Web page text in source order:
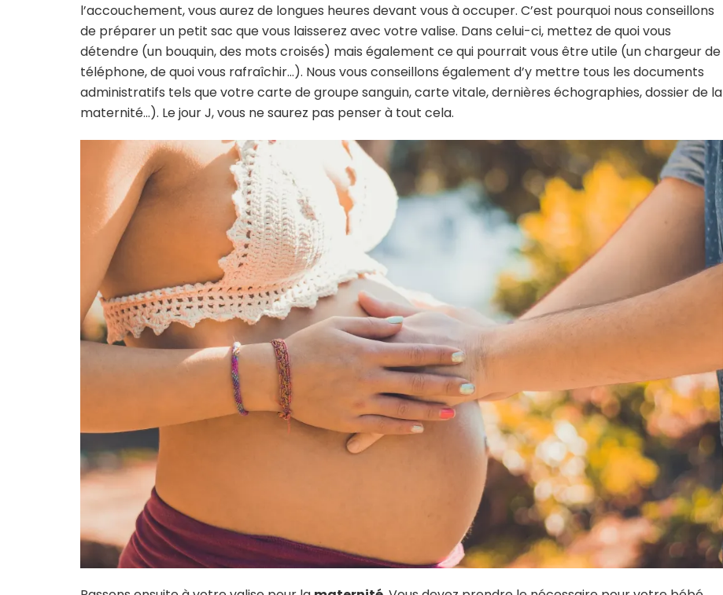
l’accouchement, vous aurez de longues heures devant vous à occuper. C’est pourquoi nous conseillons
de préparer un petit sac que vous laisserez avec votre valise. Dans celui-ci, mettez de quoi vous
détendre (un bouquin, des mots croisés) mais également ce qui pourrait vous être utile (un chargeur de
téléphone, de quoi vous rafraîchir…). Nous vous conseillons également d’y mettre tous les documents
administratifs tels que votre carte de groupe sanguin, carte vitale, dernières échographies, dossier de la
maternité…). Le jour J, vous ne saurez pas penser à tout cela.